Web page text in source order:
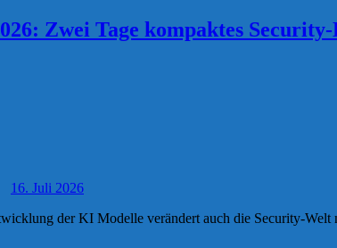
Zwei Tage kompaktes
16. Juli 2026
der KI Modelle verändert auch die Security-